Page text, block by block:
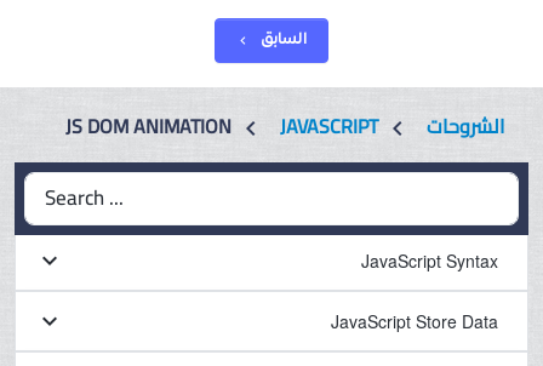
السابق chevron_left
الشروحات chevron_left
JS DOM ANIMATION chevron_left JAVASCRIPT
Search ...
JavaScript Syntax
keyboard_arrow_down
JavaScript Store Data
keyboard_arrow_down